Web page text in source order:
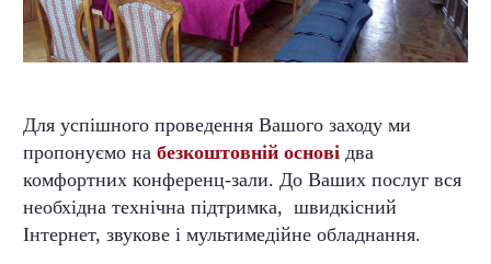
Для успішного проведення Вашого заходу ми
пропонуємо на безкоштовній основі два
комфортних конференц-зали. До Ваших послуг вся
необхідна технічна підтримка, швидкісний
Інтернет, звукове і мультимедійне обладнання.